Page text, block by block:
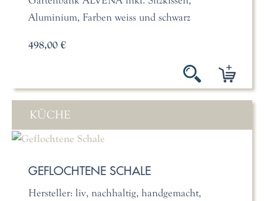
Aluminium, Farben weiss und schwarz
498,00 €
KÜCHE
GEFLOCHTENE SCHALE
Hersteller: liv, nachhaltig, handgemacht,